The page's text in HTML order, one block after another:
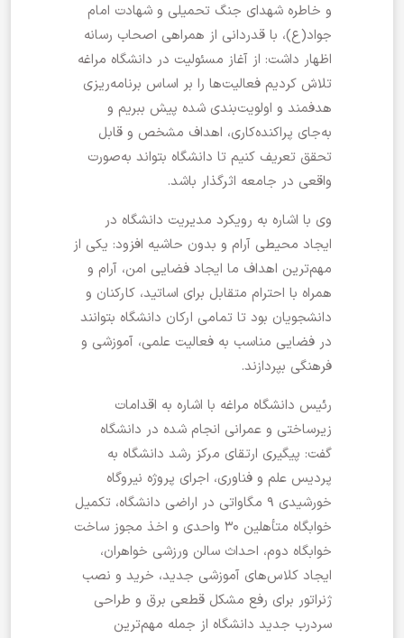
و خاطره شهدای جنگ تحمیلی و شهادت امام
جواد(ع)، با قدردانی از همراهی اصحاب رسانه
اظهار داشت: از آغاز مسئولیت در دانشگاه مراغه
تلاش کردیم فعالیت‌ها را بر اساس برنامه‌ریزی
هدفمند و اولویت‌بندی شده پیش ببریم و
به‌جای پراکنده‌کاری، اهداف مشخص و قابل
تحقق تعریف کنیم تا دانشگاه بتواند به‌صورت
واقعی در جامعه اثرگذار باشد.
وی با اشاره به رویکرد مدیریت دانشگاه در
ایجاد محیطی آرام و بدون حاشیه افزود: یکی از
مهم‌ترین اهداف ما ایجاد فضایی امن، آرام و
همراه با احترام متقابل برای اساتید، کارکنان و
دانشجویان بود تا تمامی ارکان دانشگاه بتوانند
در فضایی مناسب به فعالیت علمی، آموزشی و
فرهنگی بپردازند.
رئیس دانشگاه مراغه با اشاره به اقدامات
زیرساختی و عمرانی انجام شده در دانشگاه
گفت: پیگیری ارتقای مرکز رشد دانشگاه به
پردیس علم و فناوری، اجرای پروژه نیروگاه
خورشیدی ۹ مگاواتی در اراضی دانشگاه، تکمیل
خوابگاه متأهلین ۳۰ واحدی و اخذ مجوز ساخت
خوابگاه دوم، احداث سالن ورزشی خواهران،
ایجاد کلاس‌های آموزشی جدید، خرید و نصب
ژنراتور برای رفع مشکل قطعی برق و طراحی
سردرب جدید دانشگاه از جمله مهم‌ترین